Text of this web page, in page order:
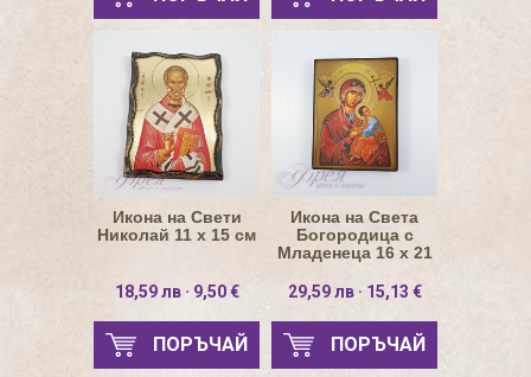
Икона на Свети
Николай 11 х 15 см
18,59 лв · 9,50 €
ПОРЪЧАЙ
Икона на Света
Богородица с
Младенеца 16 х 21
29,59 лв · 15,13 €
ПОРЪЧАЙ